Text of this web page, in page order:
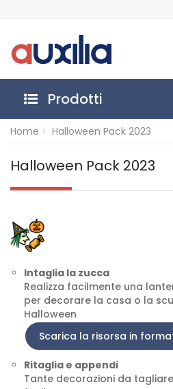
Prodotti
Home Halloween Pack 2023
Halloween Pack 2023
Intaglia la zucca
Realizza facilmente una
per decorare la casa o la
Halloween
Scarica la risorsa in
Ritaglia e appendi
Tante decorazioni da